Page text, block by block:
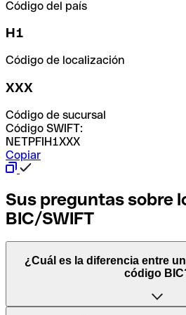
Código del país
H1
Código de localización
XXX
Código de sucursal
Código SWIFT:
NETPFIH1XXX
Copiar
Sus preguntas sobre
BIC/SWIFT
¿Cuál es la diferencia entre
código